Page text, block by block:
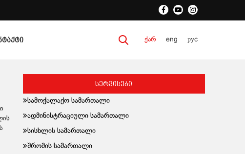
ქარ eng руc
სერვისები
სამოქალაქო სამართალი
ადმინისტრაციული სამართალი
სისხლის სამართალი
შრომის სამართალი